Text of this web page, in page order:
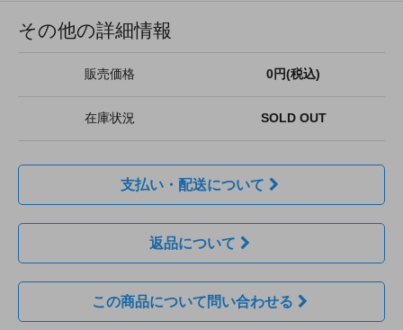
その他の詳細情報
販売価格 0円(税込)
在庫状況 SOLD OUT
支払い・配送について
返品について
この商品について問い合わせる